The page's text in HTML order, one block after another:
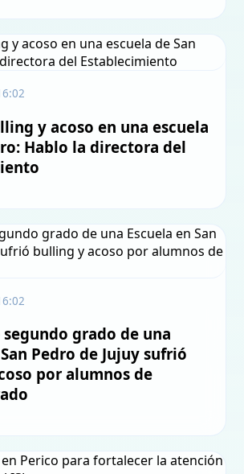
y acoso en una escuela
Hablo la directora del
grado de una
Pedro de Jujuy sufrió
por alumnos de